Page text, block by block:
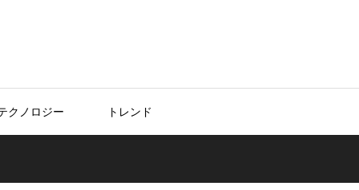
クノロジー トレンド